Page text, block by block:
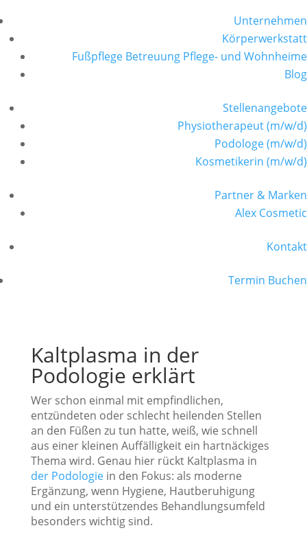
Unternehmen
Körperwerkstatt
Fußpflege Betreuung Pflege- und Wohnheime
Blog
Stellenangebote
Physiotherapeut (m/w/d)
Podologe (m/w/d)
Kosmetikerin (m/w/d)
Partner & Marken
Alex Cosmetic
Kontakt
Termin Buchen
Kaltplasma in der
Podologie erklärt
Wer schon einmal mit empfindlichen,
entzündeten oder schlecht heilenden Stellen
an den Füßen zu tun hatte, weiß, wie schnell
aus einer kleinen Auffälligkeit ein hartnäckiges
Thema wird. Genau hier rückt Kaltplasma in
der Podologiein den Fokus: als moderne
Ergänzung, wenn Hygiene, Hautberuhigung
und ein unterstützendes Behandlungsumfeld
besonders wichtig sind.